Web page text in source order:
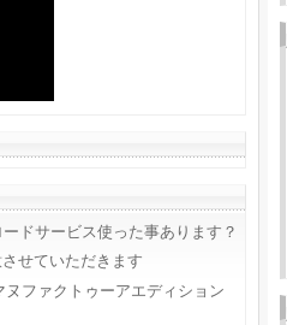
ドサービス使った事あります？
せていただきます
ファクトゥーアエディション